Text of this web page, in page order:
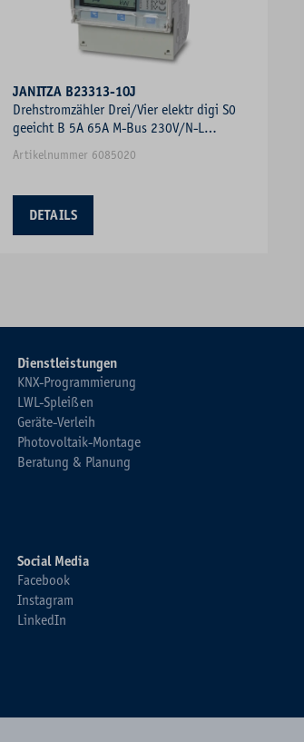
JANITZA B23313-10J
Drehstromzähler Drei/Vier elektr digi S0
geeicht B 5A 65A M-Bus 230V/N-L
400V/L-L
Artikelnummer 6085020
DETAILS
Dienstleistungen
KNX-Programmierung
LWL-Spleißen
Geräte-Verleih
Photovoltaik-Montage
Beratung & Planung
Social Media
Facebook
Instagram
LinkedIn